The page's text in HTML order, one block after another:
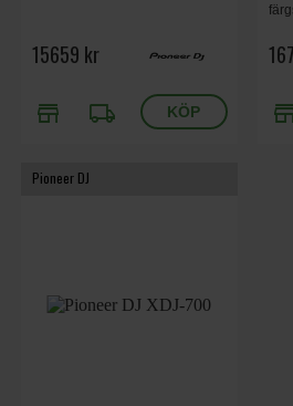
15659 kr
store local_shipping
Pioneer DJ